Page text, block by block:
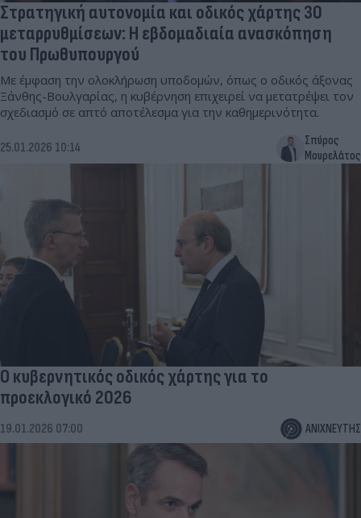
Στρατηγική αυτονομία και οδικός χάρτης 30
μεταρρυθμίσεων: Η εβδομαδιαία ανασκόπηση
του Πρωθυπουργού
Με έμφαση την ολοκλήρωση υποδομών, όπως ο οδικός άξονας
Ξάνθης-Βουλγαρίας, η κυβέρνηση επιχειρεί να μετατρέψει τον
σχεδιασμό σε απτό αποτέλεσμα για την καθημερινότητα.
25.01.2026 10:14
Σπύρος
Μουρελάτος
Ο κυβερνητικός οδικός χάρτης για το
προεκλογικό 2026
19.01.2026 07:00 ΑΝΙΧΝΕΥΤΗΣ